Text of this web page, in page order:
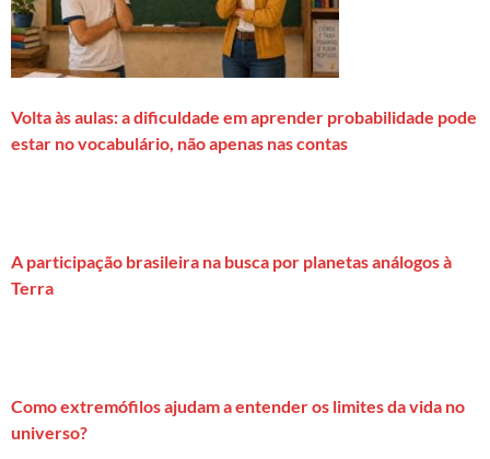
Volta às aulas: a dificuldade em aprender probabilidade pode
estar no vocabulário, não apenas nas contas
A participação brasileira na busca por planetas análogos à
Terra
Como extremófilos ajudam a entender os limites da vida no
universo?